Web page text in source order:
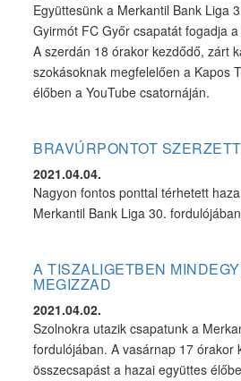
2021.04.05.
Együttesünk a Merkantil Bank Liga
Gyirmót FC Győr csapatát fogadja a
A szerdán 18 órakor kezdődő, zárt
szokásoknak megfelelően a Kapos
BRAVÚRPONTOT SZERZETT
2021.04.04.
Nagyon fontos ponttal térhetett haza
A TISZALIGETBEN
MEGIZZAD
2021.04.02.
Szolnokra utazik csapatunk a
fordulójában. A vasárnap 17 órakor